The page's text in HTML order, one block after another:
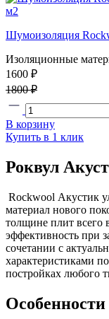
Шумоизоляция
Изоляционные
1600 ₽
1800 ₽
В корзину
Купить в 1 клик
Роквул
Rockwool Акустик
материал нового
толщине плит всего
эффективность при
сочетании с
характеристиками
постройках любого